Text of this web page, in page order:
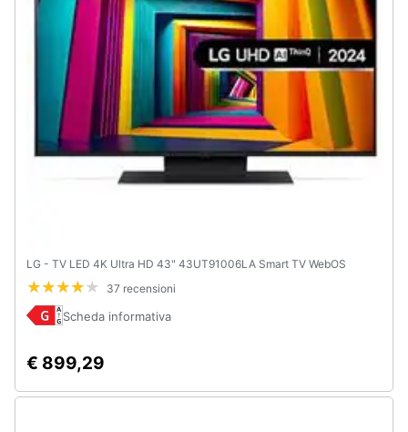
LG - TV LED 4K Ultra HD 43" 43UT91006LA Smart TV WebOS
37 recensioni
Scheda informativa
€ 899,29